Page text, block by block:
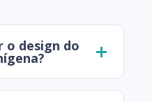
o design do